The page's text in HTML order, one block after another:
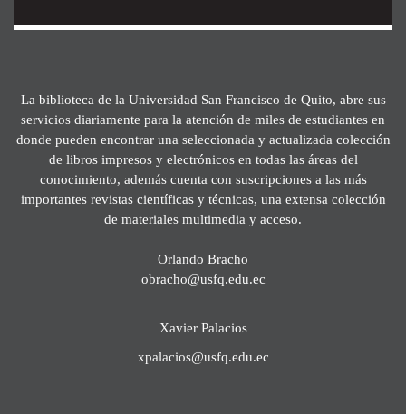
La biblioteca de la Universidad San Francisco de Quito, abre sus
servicios diariamente para la atención de miles de estudiantes en
donde pueden encontrar una seleccionada y actualizada colección
de libros impresos y electrónicos en todas las áreas del
conocimiento, además cuenta con suscripciones a las más
importantes revistas científicas y técnicas, una extensa colección
de materiales multimedia y acceso.
Orlando Bracho
obracho@usfq.edu.ec
Xavier Palacios
xpalacios@usfq.edu.ec